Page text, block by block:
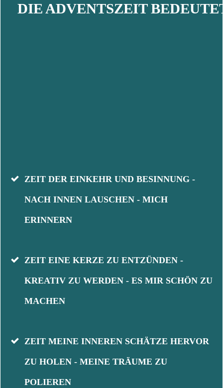
DIE ADVENTSZEIT
ZEIT DER EINKEHR UND BESINNUNG -
NACH INNEN LAUSCHEN - MICH
ERINNERN
ZEIT EINE KERZE ZU ENTZÜNDEN -
KREATIV ZU WERDEN - ES MIR SCHÖN ZU
MACHEN
ZEIT MEINE INNEREN SCHÄTZE HERVOR
ZU HOLEN - MEINE TRÄUME ZU
POLIEREN